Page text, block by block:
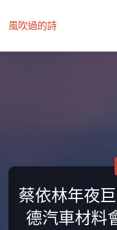
風吹過的詩
蔡依林年夜
德汽車材料